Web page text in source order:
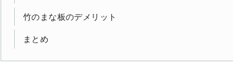
竹のまな板のデメリット
まとめ